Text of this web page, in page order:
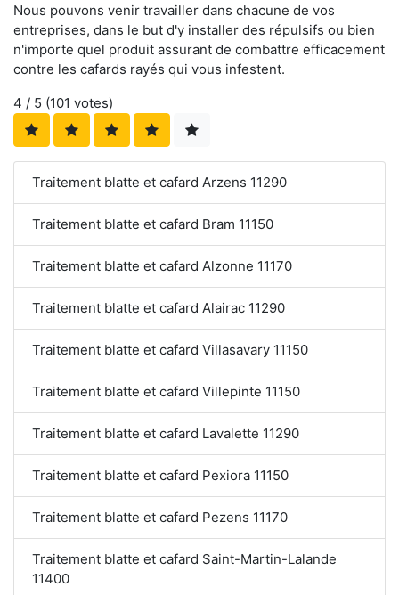
Nous pouvons venir travailler dans chacune de vos
entreprises, dans le but d'y installer des répulsifs ou bien
n'importe quel produit assurant de combattre efficacement
contre les cafards rayés qui vous infestent.
4 / 5 (101 votes)
Traitement blatte et cafard Arzens 11290
Traitement blatte et cafard Bram 11150
Traitement blatte et cafard Alzonne 11170
Traitement blatte et cafard Alairac 11290
Traitement blatte et cafard Villasavary 11150
Traitement blatte et cafard Villepinte 11150
Traitement blatte et cafard Lavalette 11290
Traitement blatte et cafard Pexiora 11150
Traitement blatte et cafard Pezens 11170
Traitement blatte et cafard Saint-Martin-Lalande
11400